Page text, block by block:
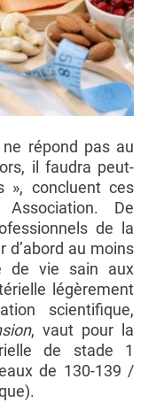
répond pas au
il faudra peut-
», concluent ces
De
de la
d’abord au moins
de vie sain aux
légèrement
scientifique,
, vaut pour la
de stade 1
de 130-139 /